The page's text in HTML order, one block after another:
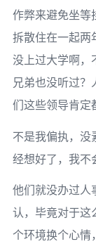
作弊来避免坐等
拆散住在一起两
没上过大学啊，
兄弟也没听过？
们这些领导肯定
不是我偏执，没
经想好了，我不
他们就没办过人
认，毕竟对于这
个环境换个心情